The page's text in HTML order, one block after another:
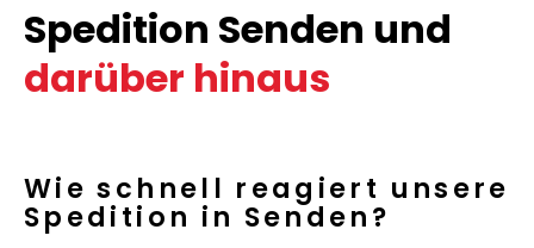
Spedition Senden und
darüber hinaus
Wie schnell reagiert unsere
Spedition in Senden?